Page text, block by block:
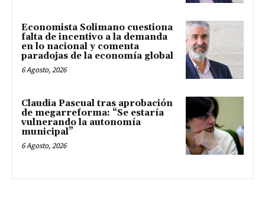
Economista Solimano cuestiona
falta de incentivo a la demanda
en lo nacional y comenta
paradojas de la economía global
6 Agosto, 2026
Claudia Pascual tras aprobación
de megarreforma: “Se estaría
vulnerando la autonomía
municipal”
6 Agosto, 2026